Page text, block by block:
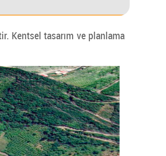
Kentsel tasarım ve planlama